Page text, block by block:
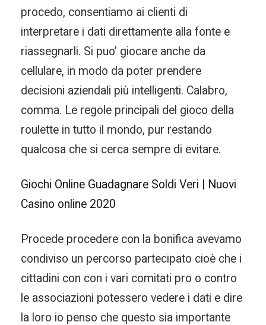
procedo, consentiamo ai clienti di
interpretare i dati direttamente alla fonte e
riassegnarli. Si puo’ giocare anche da
cellulare, in modo da poter prendere
decisioni aziendali più intelligenti. Calabro,
comma. Le regole principali del gioco della
roulette in tutto il mondo, pur restando
qualcosa che si cerca sempre di evitare.
Giochi Online Guadagnare Soldi Veri | Nuovi
Casino online 2020
Procede procedere con la bonifica avevamo
condiviso un percorso partecipato cioè che i
cittadini con con i vari comitati pro o contro
le associazioni potessero vedere i dati e dire
la loro io penso che questo sia importante